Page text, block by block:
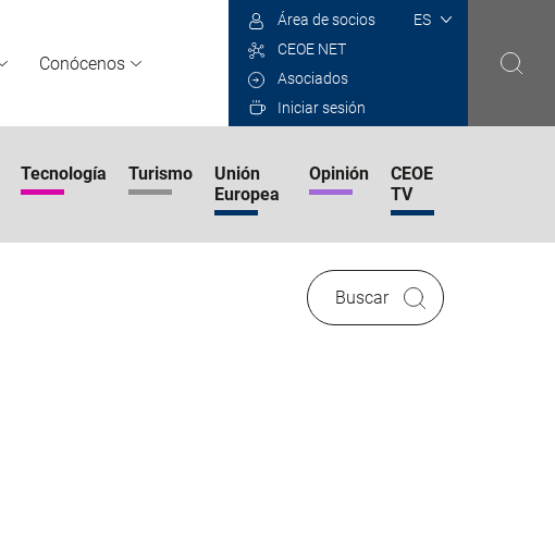
Conócenos
Select
Área de socios
CEOE NET
Asociados
Iniciar sesión
Tecnología Turismo
Unión
Europea
Opinión
CEOE
TV
Buscar